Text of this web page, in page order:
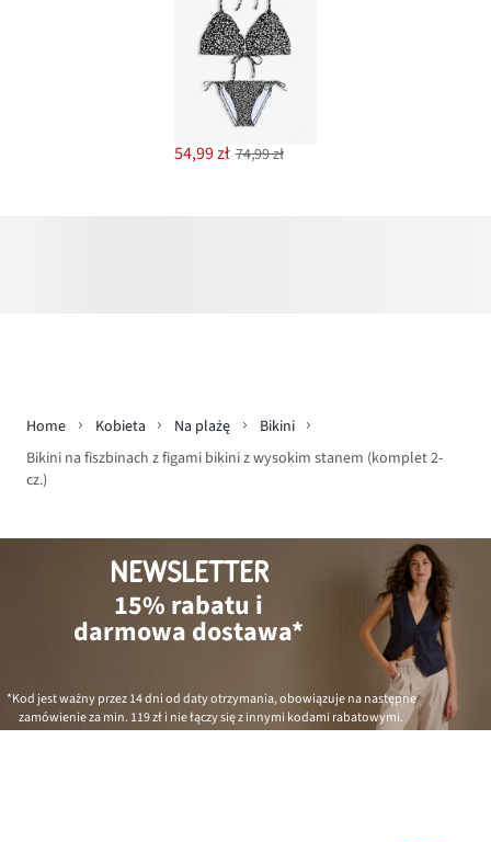
54,99 zł 74,99 zł
Home Kobieta Na plażę
Bikini
Bikini na fiszbinach z figami bikini z wysokim stanem (komplet 2-
cz.)
NEWSLETTER
15% rabatu i
darmowa dostawa*
*Kod jest ważny przez 14 dni od daty otrzymania, obowiązuje na następne
zamówienie za min. 119 złi nie łączy się z innymi kodami rabatowymi.